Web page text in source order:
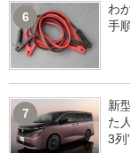
6
わ
手
7
新
た
3列